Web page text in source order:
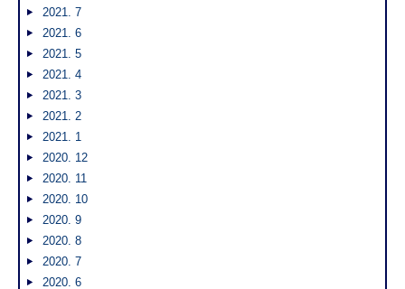
2021. 7
2021. 6
2021. 5
2021. 4
2021. 3
2021. 2
2021. 1
2020. 12
2020. 11
2020. 10
2020. 9
2020. 8
2020. 7
2020. 6